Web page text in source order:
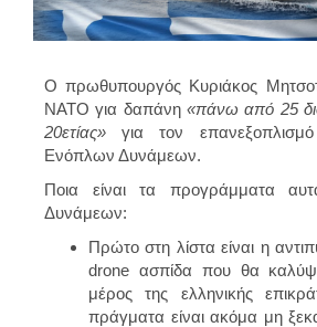
Ο πρωθυπουργός Κυριάκος
ΝΑΤΟ για δαπάνη «πάνω από 25
20ετίας» για τον
Ενόπλων Δυνάμεων.
Ποια είναι τα προγράμματα
Δυνάμεων:
Πρώτο στη λίστα είναι η
drone ασπίδα που θα
μέρος της ελληνικής
πράγματα είναι ακόμα μη